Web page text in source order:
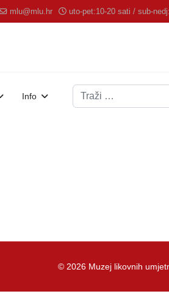
mlu@mlu.hr uto-pet:10-20 sati / sub-
Info Traži
© 2026 Muzej likovnih